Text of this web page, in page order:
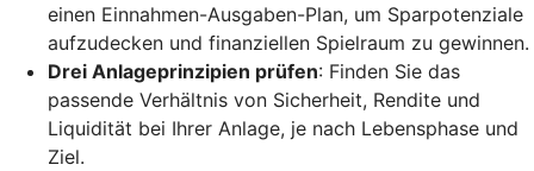
einen Einnahmen-Ausgaben-Plan, um Sparpotenziale
aufzudecken und finanziellen Spielraum zu gewinnen.
Drei Anlageprinzipien prüfen: Finden Sie das
passende Verhältnis von Sicherheit, Rendite und
Liquidität bei Ihrer Anlage, je nach Lebensphase und
Ziel.